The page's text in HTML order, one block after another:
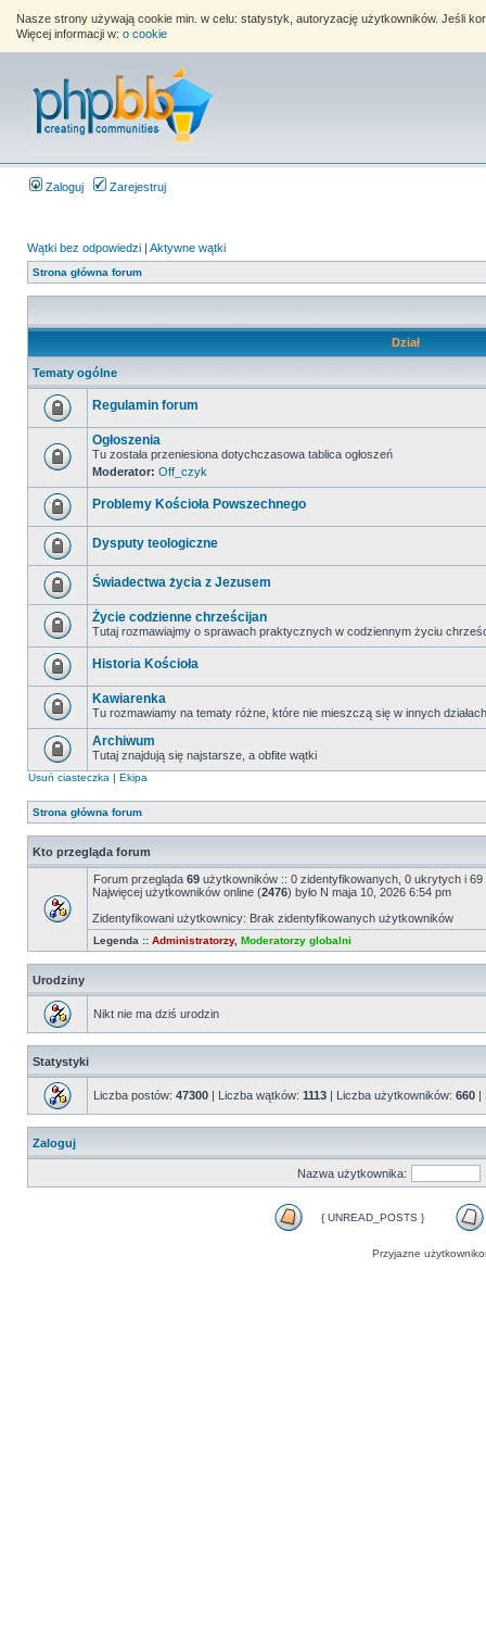
Nasze strony używają cookie min. w celu: statystyk, autoryzację użytkowników. Jeśli
Więcej informacji w: o cookie
Zaloguj Zarejestruj
Wątki bez odpowiedzi | Aktywne wątki
Strona główna forum
Dział
Tematy ogólne
Regulamin forum
Ogłoszenia
Tu została przeniesiona dotychczasowa tablica ogłoszeń
Moderator: Off_czyk
Problemy Kościoła Powszechnego
Dysputy teologiczne
Świadectwa życia z Jezusem
Życie codzienne chrześcijan
Tutaj rozmawiajmy o sprawach praktycznych w codziennym życiu
Historia Kościoła
Kawiarenka
Tu rozmawiamy na tematy różne, które nie mieszczą się w innych działach
Archiwum
Tutaj znajdują się najstarsze, a obfite wątki
Usuń ciasteczka | Ekipa
Strona główna forum
Kto przegląda forum
Forum przegląda 69 użytkowników :: 0 zidentyfikowanych, 0 ukrytych i
Najwięcej użytkowników online (2476) było N maja 10, 2026 6:54 pm
Zidentyfikowani użytkownicy: Brak zidentyfikowanych użytkowników
Legenda :: Administratorzy, Moderatorzy globalni
Urodziny
Nikt nie ma dziś urodzin
Statystyki
Liczba postów: 47300 | Liczba wątków: 1113 | Liczba użytkowników: 660 |
Zaloguj
Nazwa użytkownika:
{ UNREAD_POSTS }
Przyjazne